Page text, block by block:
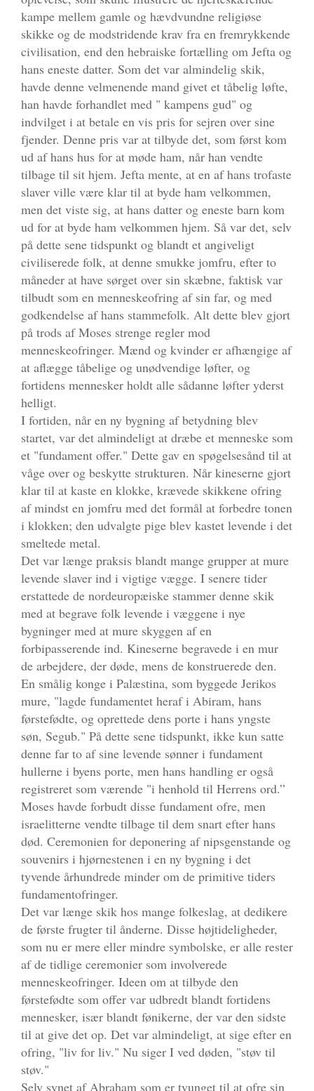
kampe mellem gamle og hævdvundne religiøse
skikke og de modstridende krav fra en fremrykkende
civilisation, end den hebraiske fortælling om Jefta og
hans eneste datter. Som det var almindelig skik,
havde denne velmenende mand givet et tåbelig løfte,
han havde forhandlet med " kampens gud" og
indvilget i at betale en vis pris for sejren over sine
fjender. Denne pris var at tilbyde det, som først kom
ud af hans hus for at møde ham, når han vendte
tilbage til sit hjem. Jefta mente, at en af hans trofaste
slaver ville være klar til at byde ham velkommen,
men det viste sig, at hans datter og eneste barn kom
ud for at byde ham velkommen hjem. Så var det, selv
på dette sene tidspunkt og blandt et angiveligt
civiliserede folk, at denne smukke jomfru, efter to
måneder at have sørget over sin skæbne, faktisk var
tilbudt som en menneskeofring af sin far, og med
godkendelse af hans stammefolk. Alt dette blev gjort
på trods af Moses strenge regler mod
menneskeofringer. Mænd og kvinder er afhængige af
at aflægge tåbelige og unødvendige løfter, og
fortidens mennesker holdt alle sådanne løfter yderst
helligt.
I fortiden, når en ny bygning af betydning blev
startet, var det almindeligt at dræbe et menneske som
et "fundament offer." Dette gav en spøgelsesånd til at
våge over og beskytte strukturen. Når kineserne gjort
klar til at kaste en klokke, krævede skikkene ofring
af mindst en jomfru med det formål at forbedre tonen
i klokken; den udvalgte pige blev kastet levende i det
smeltede metal.
Det var længe praksis blandt mange grupper at mure
levende slaver ind i vigtige vægge. I senere tider
erstattede de nordeuropæiske stammer denne skik
med at begrave folk levende i væggene i nye
bygninger med at mure skyggen af en
forbipasserende ind. Kineserne begravede i en mur
de arbejdere, der døde, mens de konstruerede den.
En smålig konge i Palæstina, som byggede Jerikos
mure, "lagde fundamentet heraf i Abiram, hans
førstefødte, og oprettede dens porte i hans yngste
søn, Segub." På dette sene tidspunkt, ikke kun satte
denne far to af sine levende sønner i fundament
hullerne i byens porte, men hans handling er også
registreret som værende "i henhold til Herrens ord.”
Moses havde forbudt disse fundament ofre, men
israelitterne vendte tilbage til dem snart efter hans
død. Ceremonien for deponering af nipsgenstande og
souvenirs i hjørnestenen i en ny bygning i det
tyvende århundrede minder om de primitive tiders
fundamentofringer.
Det var længe skik hos mange folkeslag, at dedikere
de første frugter til ånderne. Disse højtideligheder,
som nu er mere eller mindre symbolske, er alle rester
af de tidlige ceremonier som involverede
menneskeofringer. Ideen om at tilbyde den
førstefødte som offer var udbredt blandt fortidens
mennesker, især blandt fønikerne, der var den sidste
til at give det op. Det var almindeligt, at sige efter en
ofring, "liv for liv." Nu siger I ved døden, "støv til
støv."
Selv synet af Abraham som er tvunget til at ofre sin